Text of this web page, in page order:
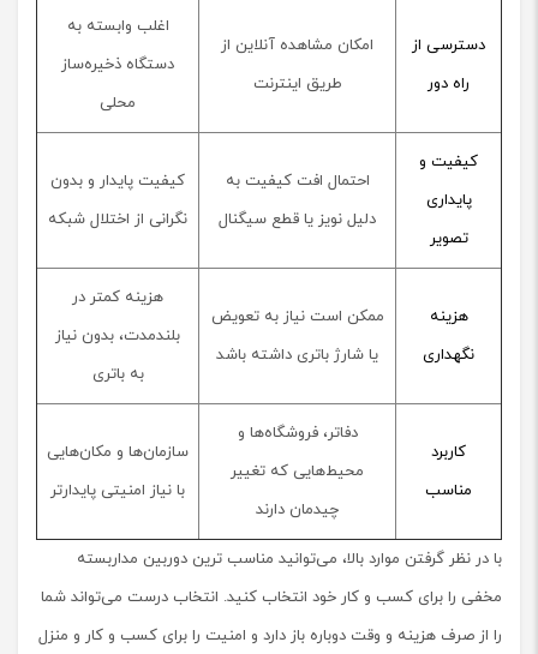
دسترسی از
راه دور
امکان مشاهده آنلاین از
طریق اینترنت
اغلب وابسته به
دستگاه ذخیره‌ساز
محلی
کیفیت و
پایداری
تصویر
احتمال افت کیفیت به
دلیل نویز یا قطع سیگنال
کیفیت پایدار و بدون
نگرانی از اختلال شبکه
هزینه
نگهداری
ممکن است نیاز به تعویض
یا شارژ باتری داشته باشد
هزینه کمتر در
بلندمدت، بدون نیاز
به باتری
کاربرد
مناسب
دفاتر، فروشگاه‌ها و
محیط‌هایی که تغییر
چیدمان دارند
سازمان‌ها و مکان‌هایی
با نیاز امنیتی پایدارتر
با در نظر گرفتن موارد بالا، می‌توانید مناسب ترین دوربین مداربسته
مخفی را برای کسب و کار خود انتخاب کنید. انتخاب درست می‌تواند شما
را از صرف هزینه و وقت دوباره باز دارد و امنیت را برای کسب و کار و منزل